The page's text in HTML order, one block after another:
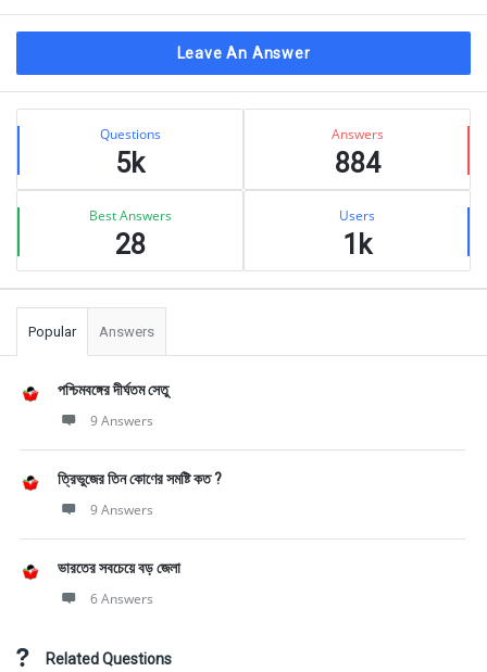
Leave An Answer
Sidebar
Stats Questions
5k
Answers
884
Best Answers
28
Users
1k
Popular Answers
পশ্চিমবঙ্গের দীর্ঘতম সেতু
9 Answers
ত্রিভুজের তিন কোণের সমষ্টি কত ?
9 Answers
ভারতের সবচেয়ে বড় জেলা
6 Answers
Related Questions